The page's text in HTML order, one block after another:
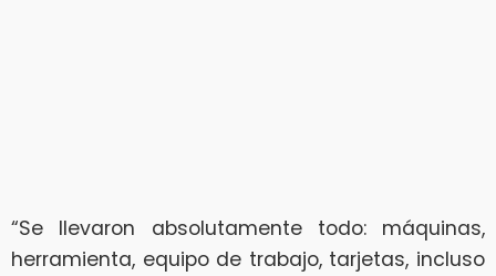
“Se llevaron absolutamente todo: máquinas,
herramienta, equipo de trabajo, tarjetas, incluso